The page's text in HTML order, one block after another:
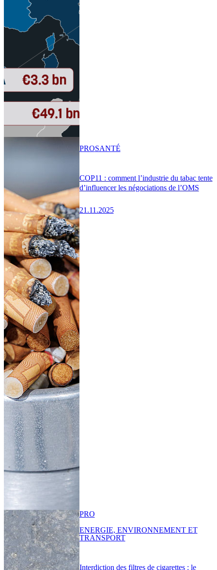
COP11 : comment l’industrie du tabac tente
d’influencer les négociations de l’OMS
21.11.2025
PROSANTÉ
Interdiction des filtres de cigarettes : le
PRO
ENERGIE, ENVIRONNEMENT ET
TRANSPORT